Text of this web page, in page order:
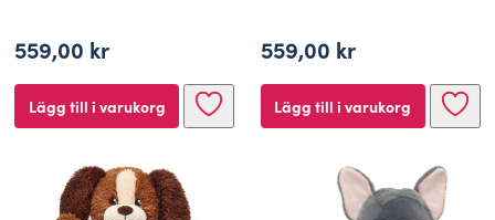
559,00 kr
Lägg till i varukorg
559,00 kr
Lägg till i varukorg